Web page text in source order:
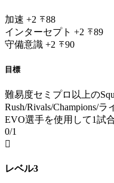
加速 +2
88
インターセプト +2
89
守備意識 +2 90
目標
難易度セミプロ以上の
Rush/Rivals/Champions/
EVO選手を使用して1試
0/1

レベル3